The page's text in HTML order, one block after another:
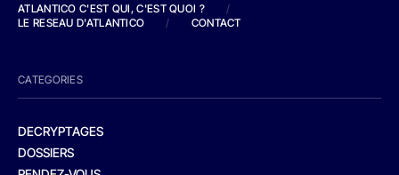
ATLANTICO C'EST QUI, C'EST QUOI ?
/
LE RESEAU D'ATLANTICO
/ CONTACT
CATEGORIES
DECRYPTAGES
DOSSIERS